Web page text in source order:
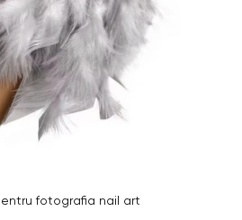
fotografia nail art